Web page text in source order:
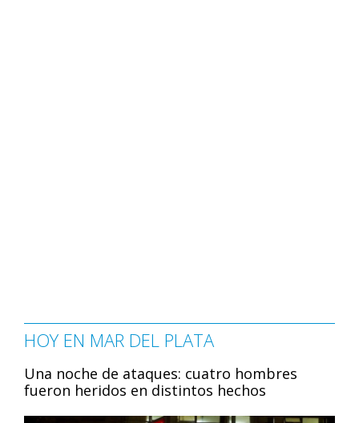
HOY EN MAR DEL PLATA
Una noche de ataques: cuatro hombres
fueron heridos en distintos hechos